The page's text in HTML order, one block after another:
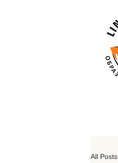
All Posts